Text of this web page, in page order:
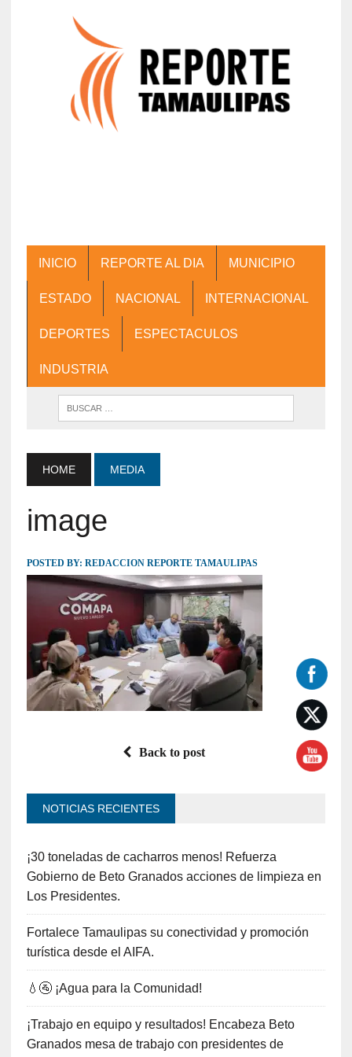
INICIO REPORTE AL DIA MUNICIPIO
ESTADO NACIONAL INTERNACIONAL
DEPORTES ESPECTACULOS
INDUSTRIA
HOME MEDIA
image
POSTED BY: REDACCION REPORTE TAMAULIPAS
Back to post
NOTICIAS RECIENTES
¡30 toneladas de cacharros menos! Refuerza
Gobierno de Beto Granados acciones de limpieza en
Los Presidentes.
Fortalece Tamaulipas su conectividad y promoción
turística desde el AIFA.
💧🚰 ¡Agua para la Comunidad!
¡Trabajo en equipo y resultados! Encabeza Beto
Granados mesa de trabajo con presidentes de